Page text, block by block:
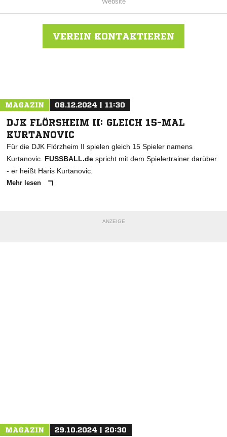
VEREIN KONTAKTIEREN
MAGAZIN 08.12.2024 | 11:30
DJK FLÖRSHEIM II: GLEICH 15-MAL
KURTANOVIC
Für die DJK Flörzheim II spielen gleich 15 Spieler namens
Kurtanovic. FUSSBALL.de spricht mit dem Spielertrainer darüber
- er heißt Haris Kurtanovic.
Mehr lesen
ANZEIGE
MAGAZIN 29.10.2024 | 20:30